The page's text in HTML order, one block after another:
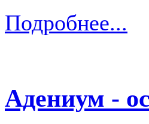
Подробнее...
Адениум -